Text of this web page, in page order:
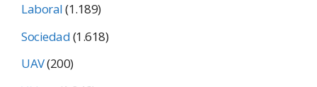
Laboral(1.189)
Sociedad(1.618)
UAV(200)